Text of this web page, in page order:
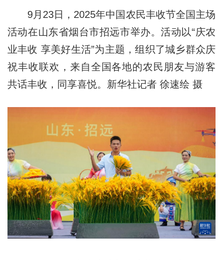
9月23日，2025年中国农民丰收节全国主场
活动在山东省烟台市招远市举办。活动以“庆农
业丰收 享美好生活”为主题，组织了城乡群众庆
祝丰收联欢，来自全国各地的农民朋友与游客
共话丰收，同享喜悦。新华社记者 徐速绘 摄